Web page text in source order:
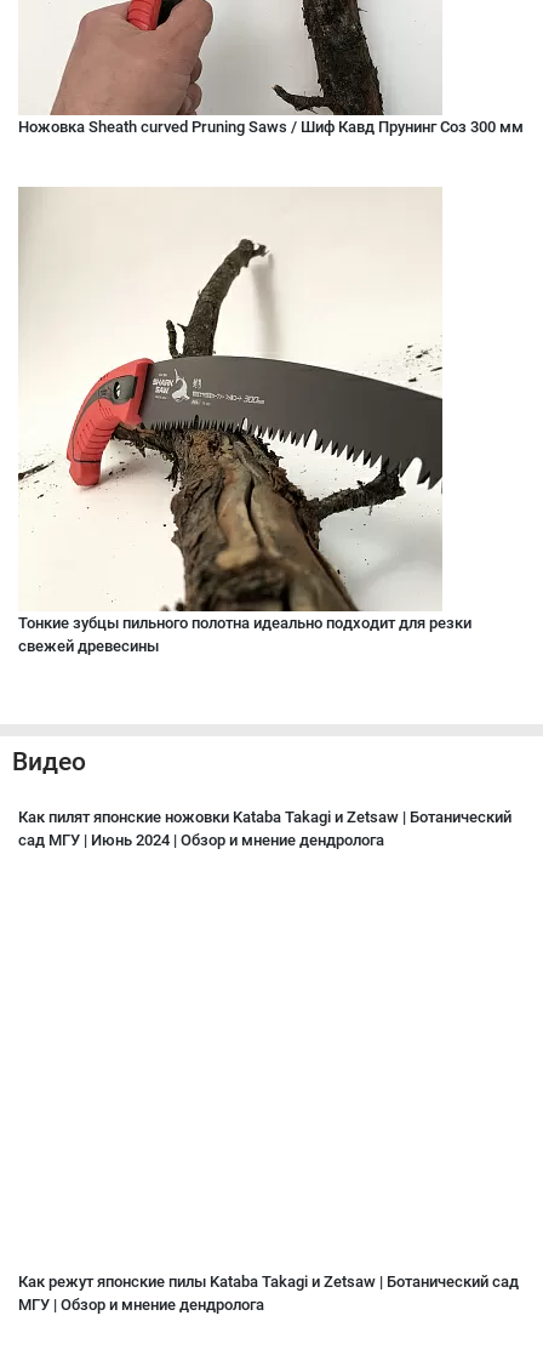
Ножовка Sheath curved Pruning Saws / Шиф Кавд Прунинг Соз 300 мм
Тонкие зубцы пильного полотна идеально подходит для резки
свежей древесины
Видео
Как пилят японские ножовки Kataba Takagi и Zetsaw | Ботанический
сад МГУ | Июнь 2024 | Обзор и мнение дендролога
Как режут японские пилы Kataba Takagi и Zetsaw | Ботанический сад
МГУ | Обзор и мнение дендролога